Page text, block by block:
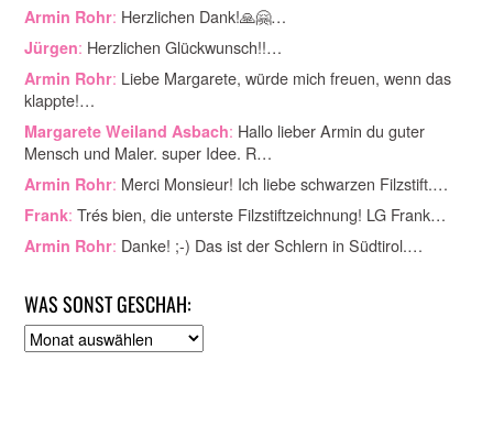
Armin Rohr: Herzlichen Dank!🙏🤗…
Jürgen: Herzlichen Glückwunsch!!…
Armin Rohr: Liebe Margarete, würde mich freuen, wenn das
klappte!…
Margarete Weiland Asbach: Hallo lieber Armin du guter
Mensch und Maler. super Idee. R…
Armin Rohr: Merci Monsieur! Ich liebe schwarzen Filzstift.…
Frank: Trés bien, die unterste Filzstiftzeichnung! LG Frank…
Armin Rohr: Danke! ;-) Das ist der Schlern in Südtirol.…
WAS SONST GESCHAH:
A